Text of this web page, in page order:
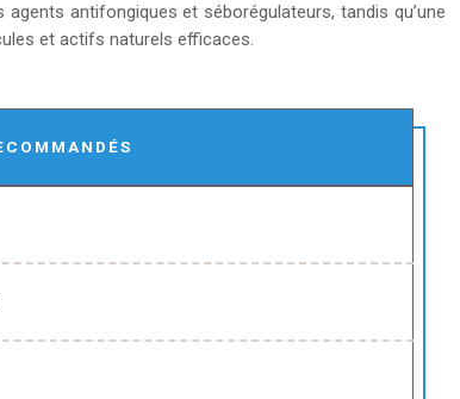
antifongiques et séborégulateurs, tandis qu’une
et actifs naturels efficaces.